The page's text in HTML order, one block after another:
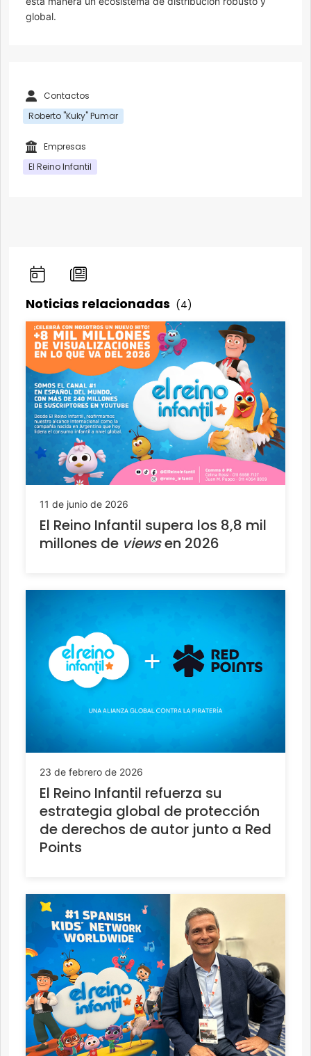
global.
Contactos
Roberto "Kuky" Pumar
Empresas
El Reino Infantil
Noticias relacionadas (4)
11 de junio de 2026
El Reino Infantil supera los 8,8 mil
millones de viewsen 2026
23 de febrero de 2026
El Reino Infantil refuerza su
estrategia global de protección
de derechos de autor junto a Red
Points